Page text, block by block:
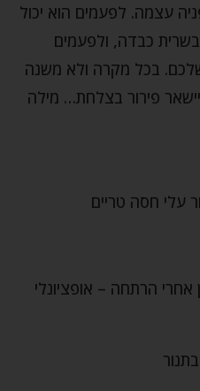
עצמה. לפעמים הוא יכול
כבדה, ולפעמים
בכל מקרה ולא משנה
פירור בצלחת… מילה
אחרי הרתחה – אופציונלי